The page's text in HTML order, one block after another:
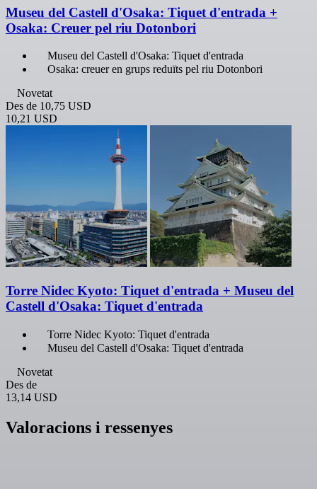
Museu del Castell d'Osaka: Tiquet d'entrada +
Osaka: Creuer pel riu Dotonbori
Museu del Castell d'Osaka: Tiquet d'entrada
Osaka: creuer en grups reduïts pel riu Dotonbori
Novetat
Des de 10,75 USD
10,21 USD
Torre Nidec Kyoto: Tiquet d'entrada + Museu del
Castell d'Osaka: Tiquet d'entrada
Torre Nidec Kyoto: Tiquet d'entrada
Museu del Castell d'Osaka: Tiquet d'entrada
Novetat
Des de
13,14 USD
Valoracions i ressenyes